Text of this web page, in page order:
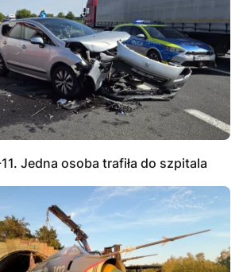
Jedna osoba trafiła do szpitala